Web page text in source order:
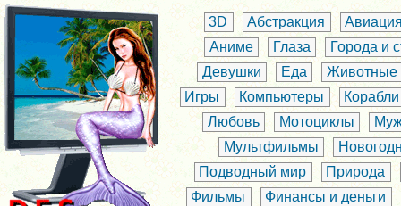
3D Абстракция
Аниме
Глаза
Города и
Девушки
Еда
Животные
Игры
Компьютеры
Корабли
Любовь
Мотоциклы
Мультфильмы
Подводный мир
Природа
Фильмы
Финансы и деньги